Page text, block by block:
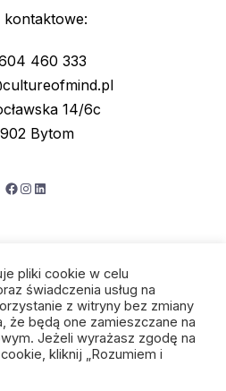
kontaktowe:
460 333
14/6c
Bytom
Facebook
Instagram
LinkedIn
prywatności
pliki cookie w celu
świadczenia usług na
z witryny bez zmiany
że będą one zamieszczane na
Jeżeli wyrażasz zgodę na
kliknij „Rozumiem i